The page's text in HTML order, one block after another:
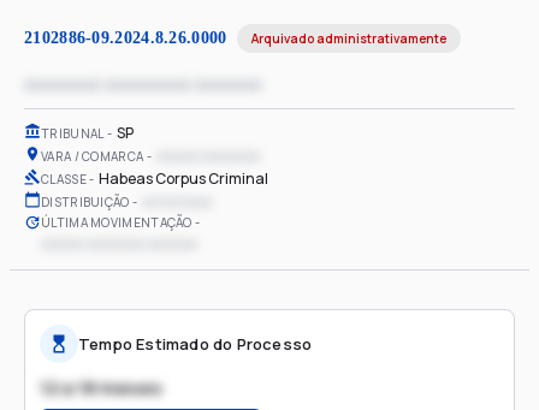
2102886-09.2024.8.26.0000 Arquivado administrativamente
TRIBUNAL SP
VARA / COMARCA
CLASSE Habeas Corpus Criminal
DISTRIBUIÇÃO
ÚLTIMA MOVIMENTAÇÃO
Tempo Estimado do Processo
12 a 18 meses